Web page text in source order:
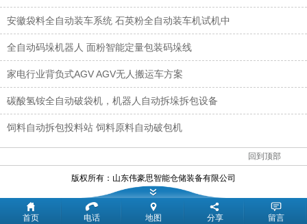
安徽袋料全自动装车系统 石英粉全自动装车机试机中
全自动码垛机器人 面粉智能定量包装码垛线
家电行业背负式AGV AGV无人搬运车方案
碳酸氢铵全自动破袋机，机器人自动拆垛拆包设备
饲料自动拆包投料站 饲料原料自动破包机
回到顶部
版权所有： 山东伟豪思智能仓储装备有限公司
首页 电话 地图 分享 留言